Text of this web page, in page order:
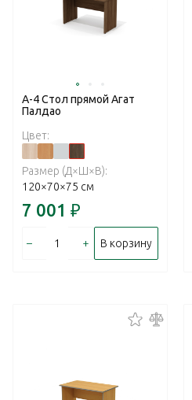
А-4 Стол прямой Агат
Палдао
Цвет:
Размер (Д×Ш×В):
120×70×75 см
7 001 ₽
– + В корзину